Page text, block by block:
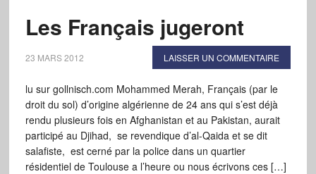
Les Français jugeront
23 MARS 2012 LAISSER UN COMMENTAIRE
lu sur gollnisch.com Mohammed Merah, Français (par le
droit du sol) d’origine algérienne de 24 ans qui s’est déjà
rendu plusieurs fois en Afghanistan et au Pakistan, aurait
participé au Djihad, se revendique d’al-Qaida et se dit
salafiste, est cerné par la police dans un quartier
résidentiel de Toulouse a l’heure ou nous écrivons ces […]